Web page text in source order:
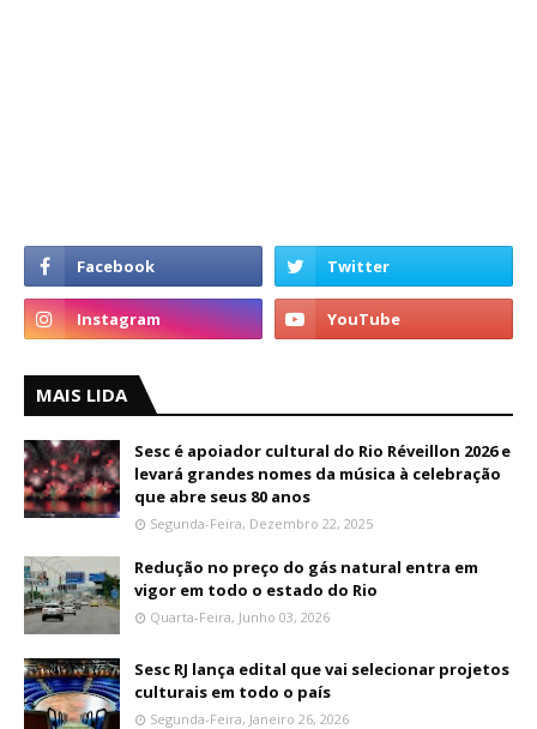
MAIS LIDA
Sesc é apoiador cultural do Rio Réveillon 2026 e
levará grandes nomes da música à celebração
que abre seus 80 anos
Segunda-Feira, Dezembro 22, 2025
Redução no preço do gás natural entra em
vigor em todo o estado do Rio
Quarta-Feira, Junho 03, 2026
Sesc RJ lança edital que vai selecionar projetos
culturais em todo o país
Segunda-Feira, Janeiro 26, 2026